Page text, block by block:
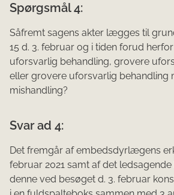
Spørgsmål 4:
Såfremt sagens akter lægges til
15 d. 3. februar og i tiden forud
uforsvarlig behandling, grovere
eller grovere uforsvarlig behandling
mishandling?
Svar ad 4:
Det fremgår af embedsdyrlægens
februar 2021 samt af det
denne ved besøget d. 3. februar